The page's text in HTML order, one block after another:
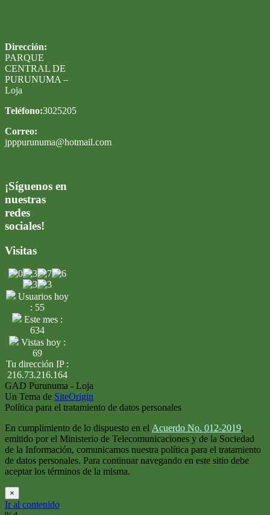
Dirección:
PARQUE
CENTRAL DE
PURUNUMA –
Loja
Teléfono:3025205
Correo:
jpppurunuma@hotmail.com
¡Síguenos en
nuestras
redes
sociales!
Visitas
Usuarios hoy
: 55
Este mes :
634
Vistas hoy :
69
Tu dirección IP :
216.73.216.164
GAD Purunuma - Loja
Un Tema de SiteOrigin
Política para el tratamiento de datos personales
En cumplimiento de lo dispuesto en el Acuerdo No. 012-2019,
emitido por el Ministerio de Telecomunicaciones y de la Sociedad
de la Información, comunicamos nuestra política para el tratamiento
de datos personales. Para continuar navegando en este sitio debe
aceptar los términos de la misma.
×
Ir al contenido